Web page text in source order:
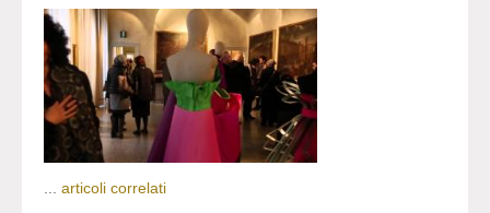
articoli correlati